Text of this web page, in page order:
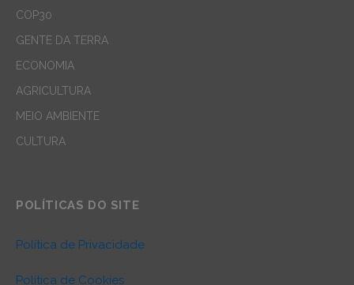
COP30
GENTE DA TERRA
ECONOMIA
AGRICULTURA
MEIO AMBIENTE
CULTURA
POLÍTICAS DO SITE
Política de Privacidade
Política de Cookies